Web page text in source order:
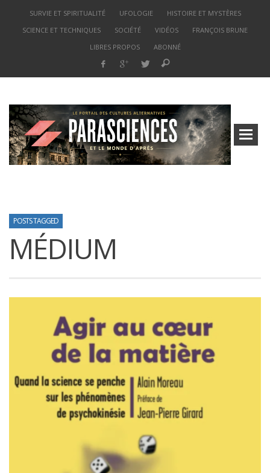
SURVIE ET SPIRITUALITÉ UFOLOGIE
HISTOIRE ET MYSTÈRES
SCIENCE ET TECHNIQUES
SOCIÉTÉ VIDÉOS
FRANÇOIS BRUNE
LIBRES PROPOS
ABONNÉ
POSTS TAGGED
MÉDIUM